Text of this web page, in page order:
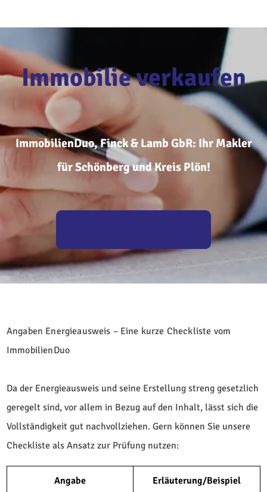
Immobilie verkaufen
ImmobilienDuo, Finck & Lamb GbR: Ihr Makler
für Schönberg und Kreis Plön!
Angaben Energieausweis – Eine kurze Checkliste vom
ImmobilienDuo
Da der Energieausweis und seine Erstellung streng gesetzlich
geregelt sind, vor allem in Bezug auf den Inhalt, lässt sich die
Vollständigkeit gut nachvollziehen. Gern können Sie unsere
Checkliste als Ansatz zur Prüfung nutzen:
Angabe Erläuterung/Beispiel